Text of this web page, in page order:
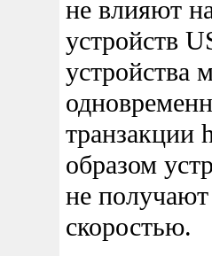
не влияют
устройств
устройства
транзакции
образом
не
скоростью.